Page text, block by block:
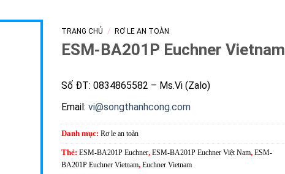
TRANG CHỦ / RƠ LE AN TOÀN
ESM-BA201P Euchner Vietnam
Số ĐT: 0834865582 – Ms.Vi (Zalo)
Email: vi@songthanhcong.com
Danh mục: Rơ le an toàn
Thẻ: ESM-BA201P Euchner, ESM-BA201P Euchner Việt Nam, ESM-
BA201P Euchner Vietnam, Euchner Vietnam